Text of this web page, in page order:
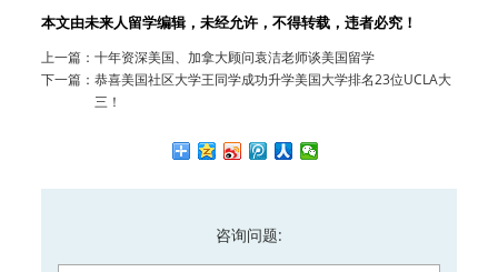
本文由未来人留学编辑，未经允许，不得转载，违者必究！
上一篇： 十年资深美国、加拿大顾问袁洁老师谈美国留学
下一篇： 恭喜美国社区大学王同学成功升学美国大学排名23位UCLA大
三！
咨询问题: